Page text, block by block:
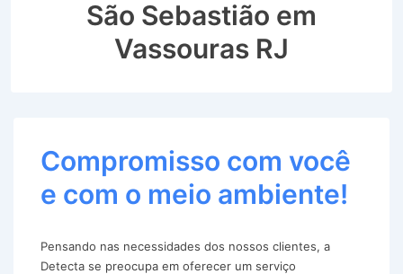
São Sebastião em
Vassouras RJ
Compromisso com você
e com o meio ambiente!
Pensando nas necessidades dos nossos clientes, a
Detecta se preocupa em oferecer um serviço